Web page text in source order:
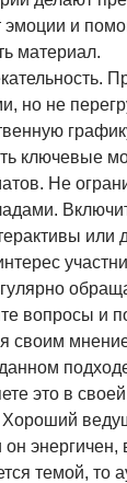
и
материал.
но не
ключевые
Не
или
вопросы и
своим
это в
энергичен,
темой, то